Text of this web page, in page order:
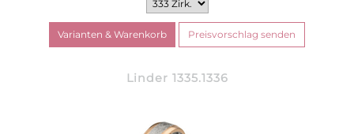
Linder 1335.1336